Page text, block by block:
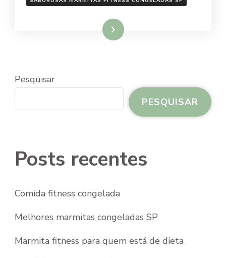
Ler mais
Pesquisar
PESQUISAR
Posts recentes
Comida fitness congelada
Melhores marmitas congeladas SP
Marmita fitness para quem está de dieta